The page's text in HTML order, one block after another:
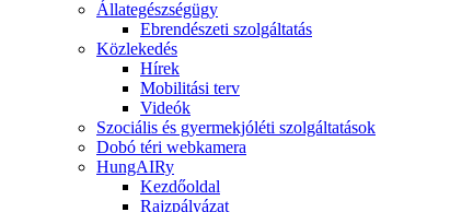
Állategészségügy
Ebrendészeti szolgáltatás
Közlekedés
Hírek
Mobilitási terv
Videók
Szociális és gyermekjóléti szolgáltatások
Dobó téri webkamera
HungAIRy
Kezdőoldal
Rajzpályázat